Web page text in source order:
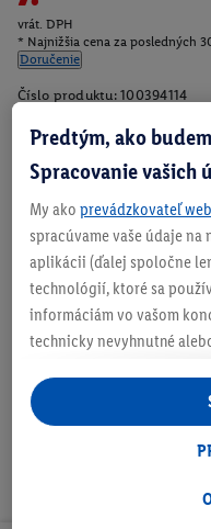
vrát. DPH
* Najnižšia cena za posledných
Doručenie
Číslo produktu: 100394114
O produkte
Predtým, ako
Spracovanie vašich
My ako prevádzkovateľ
spracúvame vaše údaje na
aplikácii (ďalej spoločne
technológií, ktoré sa
informáciám vo vašom
technicky nevyhnutné
personalizovanú reklamu v
ste účastníkom programu
aj údaje z vášho
následne si vytvoríte účet